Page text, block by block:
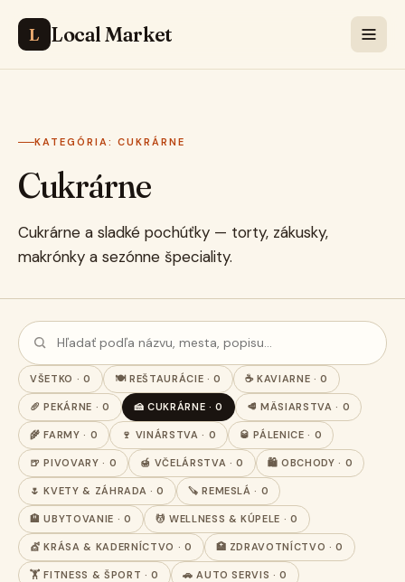
L Local Market
KATEGÓRIA: CUKRÁRNE
Cukrárne
Cukrárne a sladké pochúťky — torty, zákusky,
makrónky a sezónne špeciality.
VŠETKO · 0 🍽️ REŠTAURÁCIE · 0 ☕ KAVIARNE · 0
🥖 PEKÁRNE · 0 🍰 CUKRÁRNE · 0 🥩 MÄSIARSTVA · 0
🌾 FARMY · 0 🍷 VINÁRSTVA · 0 🥃 PÁLENICE · 0
🍺 PIVOVARY · 0 🍯 VČELÁRSTVA · 0 🛍️ OBCHODY · 0
🌷 KVETY & ZÁHRADA · 0 🪚 REMESLÁ · 0
🏨 UBYTOVANIE · 0 💆 WELLNESS & KÚPELE · 0
💇 KRÁSA & KADERNÍCTVO · 0 🏥 ZDRAVOTNÍCTVO · 0
🏋️ FITNESS & ŠPORT · 0 🚗 AUTO SERVIS · 0